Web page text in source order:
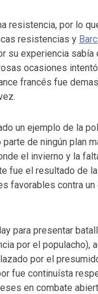
resistencia, por lo
resistencias y
su experiencia sabía
ocasiones
francés fue
un ejemplo de la
de ningún plan
el invierno y la
fue el resultado de
favorables contra
para presentar
por el populacho),
por el
fue continuísta
en combate